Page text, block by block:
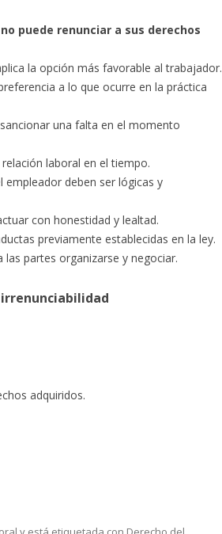
no puede renunciar a sus derechos
la opción más favorable al trabajador.
a lo que ocurre en la práctica
una falta en el momento
laboral en el tiempo.
empleador deben ser lógicas y
con honestidad y lealtad.
previamente establecidas en la ley.
las partes organizarse y negociar.
adquiridos.